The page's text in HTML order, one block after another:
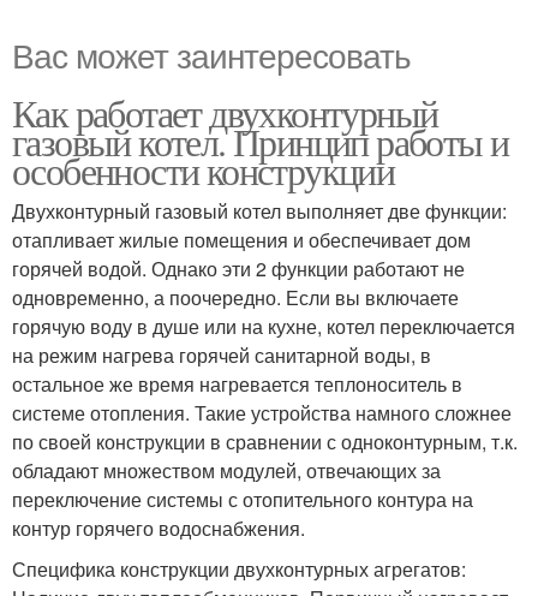
Вас может заинтересовать
Как работает двухконтурный
газовый котел. Принцип работы и
особенности конструкции
Двухконтурный газовый котел выполняет две функции:
отапливает жилые помещения и обеспечивает дом
горячей водой. Однако эти 2 функции работают не
одновременно, а поочередно. Если вы включаете
горячую воду в душе или на кухне, котел переключается
на режим нагрева горячей санитарной воды, в
остальное же время нагревается теплоноситель в
системе отопления. Такие устройства намного сложнее
по своей конструкции в сравнении с одноконтурным, т.к.
обладают множеством модулей, отвечающих за
переключение системы с отопительного контура на
контур горячего водоснабжения.
Специфика конструкции двухконтурных агрегатов: